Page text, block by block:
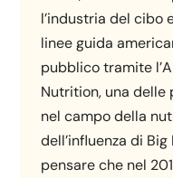
l’industria del cibo
linee guida
pubblico tramite
Nutrition, una
nel campo della
dell’influenza di
pensare che nel